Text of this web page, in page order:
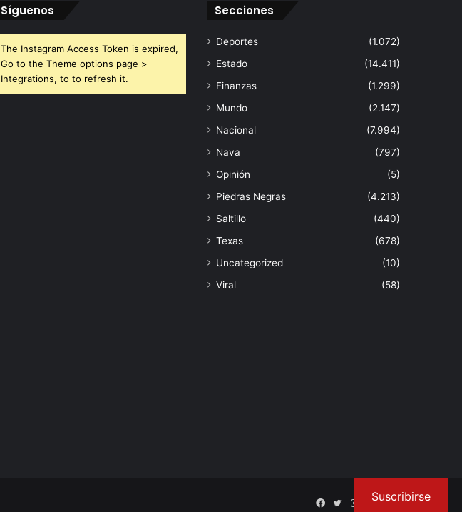
Síguenos
The Instagram Access Token is expired,
Go to the Theme options page >
Integrations, to to refresh it.
Secciones
Deportes
(1.072)
Estado
(14.411)
Finanzas
(1.299)
Mundo
(2.147)
Nacional
(7.994)
Nava
(797)
Opinión
(5)
Piedras Negras
(4.213)
Saltillo
(440)
Texas
(678)
Uncategorized
(10)
Viral
(58)
Inicio
Facebook
TwitterInstagram
Suscribirse